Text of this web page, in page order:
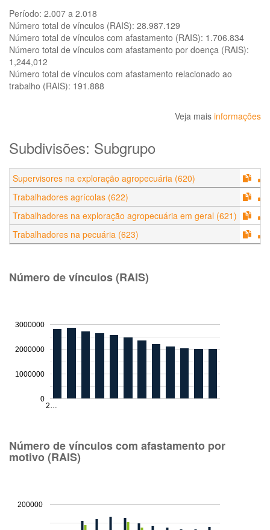
Período: 2.007 a 2.018
Número total de vínculos (RAIS): 28.987.129
Número total de vínculos com afastamento (RAIS): 1.706.834
Número total de vínculos com afastamento por doença (RAIS):
1,244,012
Número total de vínculos com afastamento relacionado ao
trabalho (RAIS): 191.888
Veja mais informações
Subdivisões: Subgrupo
Supervisores na exploração agropecuária (620)
Trabalhadores agrícolas (622)
Trabalhadores na exploração agropecuária em geral (621)
Trabalhadores na pecuária (623)
Número de vínculos (RAIS)
2…
0
1000000
2000000
3000000
Número de vínculos com afastamento por
motivo (RAIS)
200000